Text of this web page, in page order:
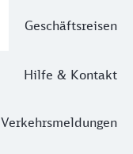
Geschäftsreisen
Hilfe & Kontakt
Verkehrsmeldungen